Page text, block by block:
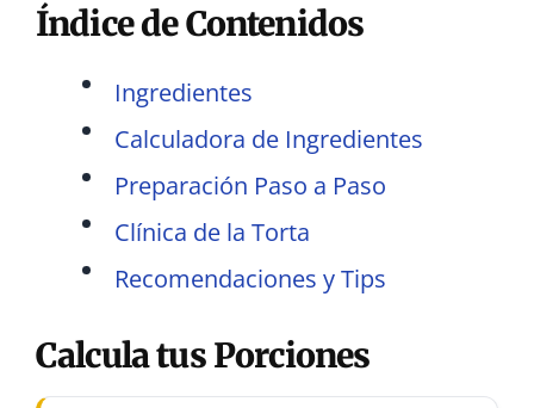
Índice de Contenidos
Ingredientes
Calculadora de Ingredientes
Preparación Paso a Paso
Clínica de la Torta
Recomendaciones y Tips
Calcula tus Porciones